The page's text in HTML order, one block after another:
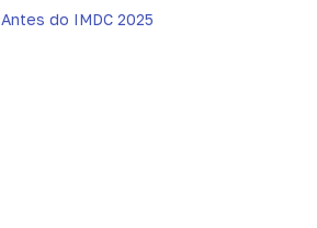
Antes do IMDC 2025